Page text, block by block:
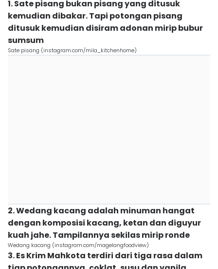
1. Sate pisang bukan pisang yang ditusuk
kemudian dibakar. Tapi potongan pisang
ditusuk kemudian disiram adonan mirip bubur
sumsum
Sate pisang (instagram.com/mila_kitchenhome)
2. Wedang kacang adalah minuman hangat
dengan komposisi kacang, ketan dan diguyur
kuah jahe. Tampilannya sekilas mirip ronde
Wedang kacang (instagram.com/magelangfoodview)
3. Es Krim Mahkota terdiri dari tiga rasa dalam